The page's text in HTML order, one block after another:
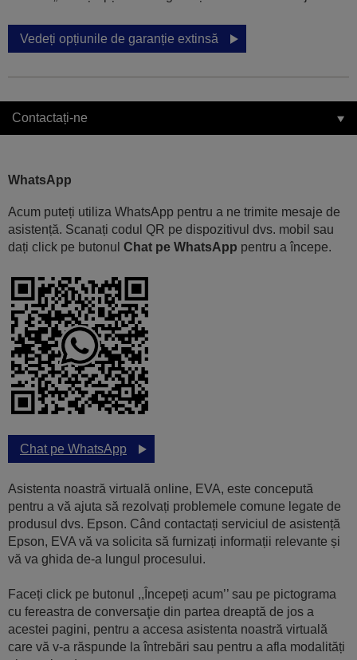
Vedeți opțiunile de garanție extinsă
Contactați-ne
WhatsApp
Acum puteți utiliza WhatsApp pentru a ne trimite mesaje de
asistență. Scanați codul QR pe dispozitivul dvs. mobil sau
dați click pe butonul Chat pe WhatsApp pentru a începe.
Chat pe WhatsApp
Asistenta noastră virtuală online, EVA, este concepută
pentru a vă ajuta să rezolvați problemele comune legate de
produsul dvs. Epson. Când contactați serviciul de asistență
Epson, EVA vă va solicita să furnizați informații relevante și
vă va ghida de-a lungul procesului.
Faceți click pe butonul ,,Începeți acum’’ sau pe pictograma
cu fereastra de conversaţie din partea dreaptă de jos a
acestei pagini, pentru a accesa asistenta noastră virtuală
care vă v-a răspunde la întrebări sau pentru a afla modalități